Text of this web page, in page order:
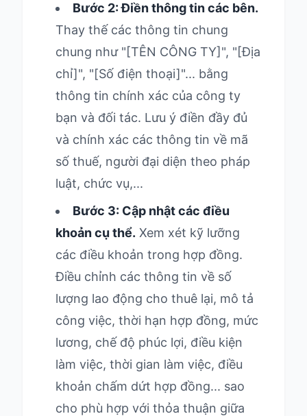
Bước 2: Điền thông tin các bên.
Thay thế các thông tin chung
chung như "[TÊN CÔNG TY]", "[Địa
chỉ]", "[Số điện thoại]"... bằng
thông tin chính xác của công ty
bạn và đối tác. Lưu ý điền đầy đủ
và chính xác các thông tin về mã
số thuế, người đại diện theo pháp
luật, chức vụ,...
Bước 3: Cập nhật các điều
khoản cụ thể. Xem xét kỹ lưỡng
các điều khoản trong hợp đồng.
Điều chỉnh các thông tin về số
lượng lao động cho thuê lại, mô tả
công việc, thời hạn hợp đồng, mức
lương, chế độ phúc lợi, điều kiện
làm việc, thời gian làm việc, điều
khoản chấm dứt hợp đồng... sao
cho phù hợp với thỏa thuận giữa